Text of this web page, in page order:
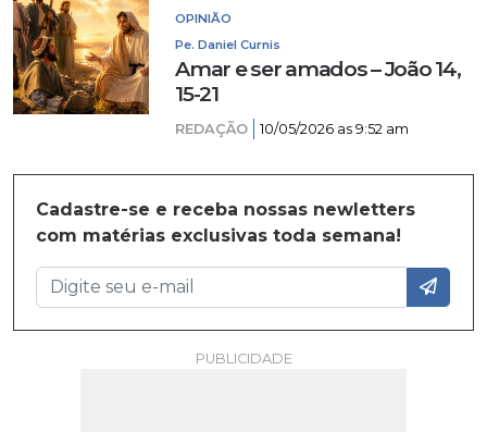
OPINIÃO
Pe. Daniel Curnis
Amar e ser amados – João 14,
15-21
REDAÇÃO 10/05/2026 as 9:52 am
Cadastre-se e receba nossas newletters
com matérias exclusivas toda semana!
PUBLICIDADE